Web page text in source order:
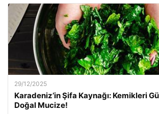
29/12/2025
Karadeniz’in Şifa Kaynağı: Kemikleri
Doğal Mucize!